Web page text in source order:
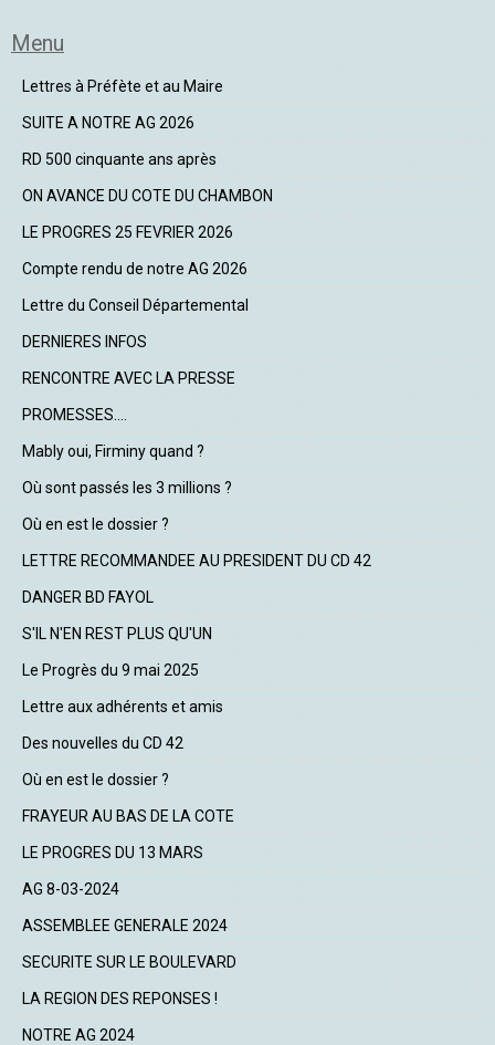
Menu
Lettres à Préfète et au Maire
SUITE A NOTRE AG 2026
RD 500 cinquante ans après
ON AVANCE DU COTE DU CHAMBON
LE PROGRES 25 FEVRIER 2026
Compte rendu de notre AG 2026
Lettre du Conseil Départemental
DERNIERES INFOS
RENCONTRE AVEC LA PRESSE
PROMESSES....
Mably oui, Firminy quand ?
Où sont passés les 3 millions ?
Où en est le dossier ?
LETTRE RECOMMANDEE AU PRESIDENT DU CD 42
DANGER BD FAYOL
S'IL N'EN REST PLUS QU'UN
Le Progrès du 9 mai 2025
Lettre aux adhérents et amis
Des nouvelles du CD 42
Où en est le dossier ?
FRAYEUR AU BAS DE LA COTE
LE PROGRES DU 13 MARS
AG 8-03-2024
ASSEMBLEE GENERALE 2024
SECURITE SUR LE BOULEVARD
LA REGION DES REPONSES !
NOTRE AG 2024